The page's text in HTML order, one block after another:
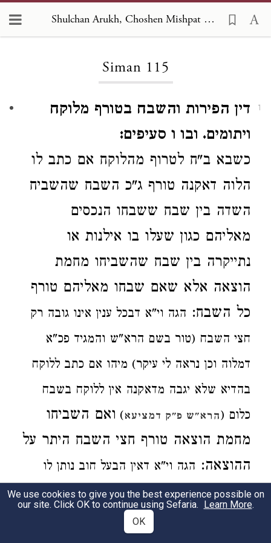
Shulchan Arukh, Choshen Mishpat 115
Siman 115
1
דין הפירות והשבח בטורף מלוקח
ויתומים. ובו ו סעיפים:
כשבא ב"ח לטרוף מהלוקח אם כתב לו
הלוה דאקנה טורף ג"כ השבח שהשביח
השדה בין שבח ששבחו הנכסים
מאליהם כגון שעלו בו אילנות או
נתייקרה בין שבח שהשביחו מחמת
הוצאה אלא שאם שבחו מאליהם טורף
כל השבח: הגה וי"א דבכל ענין אינו גובה רק
חצי השבח (טור בשם הרא"ש והמגיד פכ"א
דמלוה וכן נראה לי עיקר) מיהו אם כתב ללוקח
בהדיא שלא יגבה מדאקנה אין ללוקח בשבח
כלום (הרא"ש פ"ק דמציעא) ואם השביחו
מחמת הוצאה טורף חצי השבח היתר על
ההוצאה: הגה וי"א דאין הבעל חוב נותן לו
הוצאהכלל מאחר דהחוב שלו נגדהקרן עם
הרא"ש וע' בב"י
We use cookies to give you the best experience possible on
our site. Click OK to continue using Sefaria. Learn More.
OK